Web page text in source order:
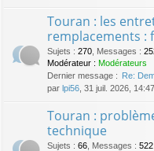
Touran : les
remplacements :
Sujets : 270 Messages :
Modérateur : Modérateurs
Dernier message :
Re:
par lpi56 , 31 juil. 2026, 14:47
Touran :
technique
Sujets : 66 Messages : 522